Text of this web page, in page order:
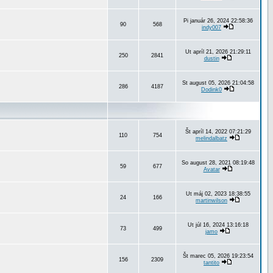
90 568
Pi január 26, 2024 22:58:36
indy007
250 2841
Ut apríl 21, 2026 21:29:11
dustin
286 4187
St august 05, 2026 21:04:58
Dodink0
110 754
Št apríl 14, 2022 07:21:29
melindalbatz
59 677
So august 28, 2021 08:19:48
Avatar
24 166
Ut máj 02, 2023 18:38:55
martinwilson
73 499
Ut júl 16, 2024 13:16:18
jamo
156 2309
Št marec 05, 2026 19:23:54
tantito